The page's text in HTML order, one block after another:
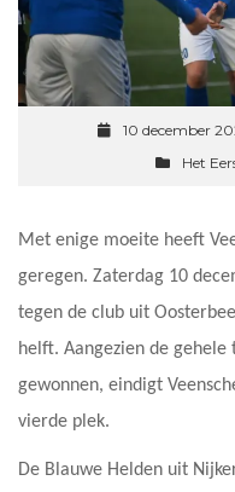
10 december
Het
Met enige moeite heeft
geregen. Zaterdag 10
tegen de club uit
helft. Aangezien de
gewonnen, eindigt
vierde plek.
De Blauwe Helden uit